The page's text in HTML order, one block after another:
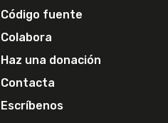
Código fuente
Colabora
Haz una donación
Contacta
Escríbenos